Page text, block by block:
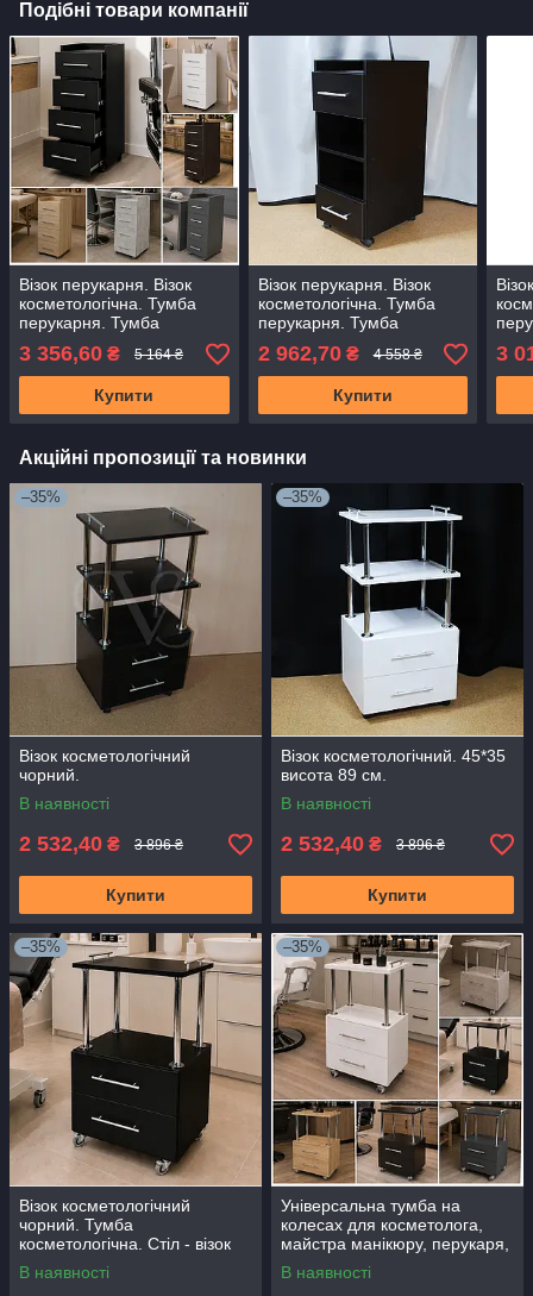
Подібні товари компанії
Візок перукарня. Візок
косметологічна. Тумба
перукарня. Тумба
косметологічна. Чорний
3 356,60 ₴ 5 164 ₴
Купити
Візок перукарня. Візок
косметологічна. Тумба
перукарня. Тумба
косметологічна
2 962,70₴ 4 558 ₴
Купити
3
Акційні пропозиції та новинки
–35%
Візок косметологічний
чорний.
В наявності
2 532,40 ₴ 3 896 ₴
Купити
–35%
Візок косметологічний. 45*35
висота 89 см.
В наявності
2 532,40 ₴ 3 896 ₴
Купити
–35%
Візок косметологічний
чорний. Тумба
косметологічна. Стіл - візок
пересувний для салону краси
В наявності
–35%
Універсальна тумба на
колесах для косметолога,
майстра манікюру, перукаря,
барбера, візажиста та салону
краси Білий
В наявності